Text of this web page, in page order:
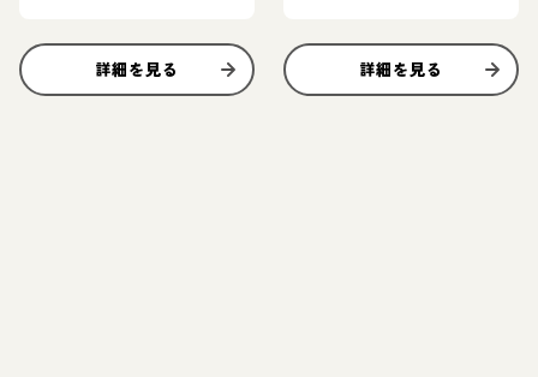
詳細を見る 詳細を見る